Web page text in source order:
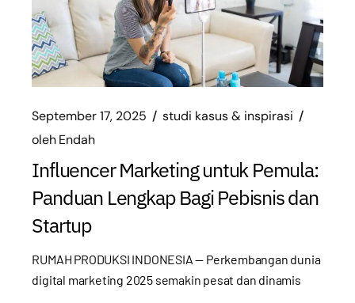
September 17, 2025
studi kasus & inspirasi
olehEndah
Influencer Marketing untuk Pemula:
Panduan Lengkap Bagi Pebisnis dan
Startup
RUMAH PRODUKSI INDONESIA — Perkembangan dunia
digital marketing 2025 semakin pesat dan dinamis